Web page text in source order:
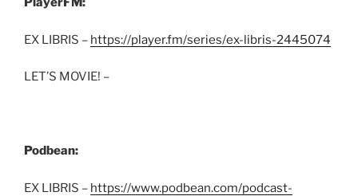
EX LIBRIS – https://player.fm/series/ex-libris-2445074
LET’S MOVIE! –
Podbean:
EX LIBRIS – https://www.podbean.com/podcast-